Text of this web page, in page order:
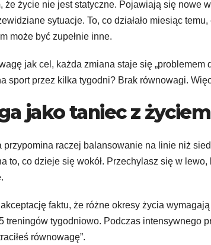
że życie nie jest statyczne. Pojawiają się nowe
sytuacje. To, co działało miesiąc
może być zupełnie inne.
jak cel, każda zmiana staje się „problemem
sport przez kilka tygodni? Brak równowagi.
jako taniec z życiem
raczej balansowanie na linie niż
to, co dzieje się wokół. Przechylasz się w
faktu, że różne okresy życia
treningów tygodniowo. Podczas intensywnego
równowagę”.